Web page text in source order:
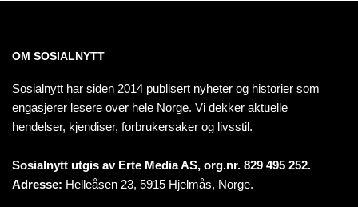
OM SOSIALNYTT
Sosialnytt har siden 2014 publisert nyheter og historier som
engasjerer lesere over hele Norge. Vi dekker aktuelle
hendelser, kjendiser, forbrukersaker og livsstil.
Sosialnytt utgis av Erte Media AS, org.nr. 829 495 252.
Adresse: Helleåsen 23, 5915 Hjelmås, Norge.